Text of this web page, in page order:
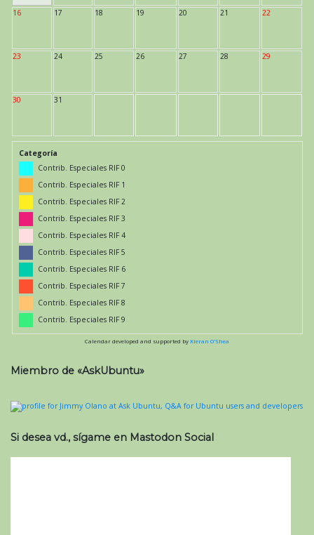
16 17 18 19 20 21 22
23 24 25 26 27 28 29
30 31
Categoría
Contrib. Especiales RIF 0
Contrib. Especiales RIF 1
Contrib. Especiales RIF 2
Contrib. Especiales RIF 3
Contrib. Especiales RIF 4
Contrib. Especiales RIF 5
Contrib. Especiales RIF 6
Contrib. Especiales RIF 7
Contrib. Especiales RIF 8
Contrib. Especiales RIF 9
Calendar developed and supported by Kieran O'Shea
Miembro de «AskUbuntu»
Si desea vd., sígame en Mastodon Social